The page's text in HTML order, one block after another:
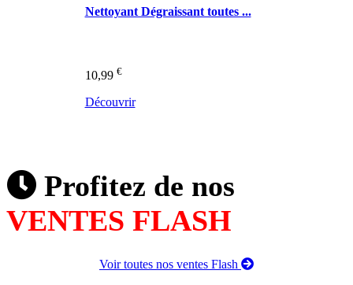
Nettoyant Dégraissant toutes ...
10,99 €
Découvrir
Profitez de nos
VENTES FLASH
Voir toutes nos ventes Flash